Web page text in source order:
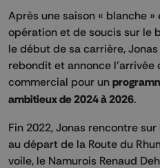
Après une saison « blanche »
opération et de soucis sur le
le début de sa carrière,
rebondit et annonce l’arrivée
commercial pour un
ambitieux de 2024 à 2026.
Fin 2022, Jonas rencontre
au départ de la Route du
voile, le Namurois Renaud